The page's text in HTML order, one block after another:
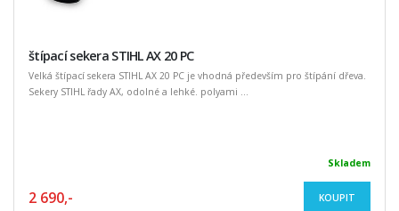
štípací sekera STIHL AX 20 PC
Velká štípací sekera STIHL AX 20 PC je vhodná především pro štípání dřeva.
Sekery STIHL řady AX, odolné a lehké. polyami ...
Skladem
2 690,- KOUPIT